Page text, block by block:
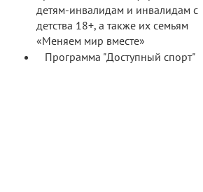
детям-инвалидам и инвалидам с
детства 18+, а также их семьям
«Меняем мир вместе»
Программа "Доступный спорт"